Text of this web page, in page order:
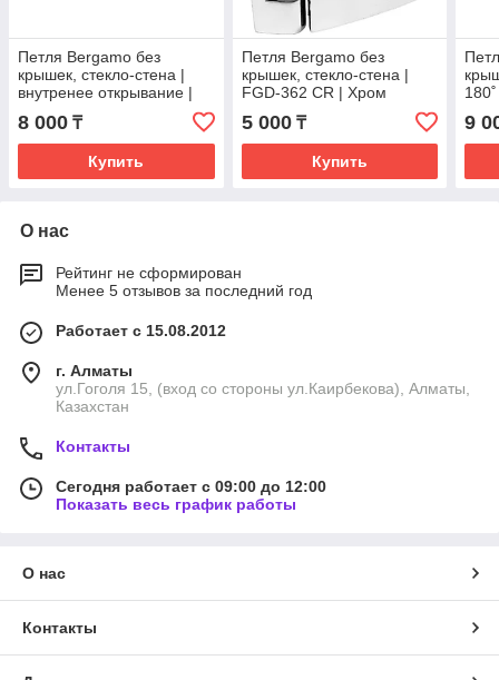
Петля Bergamo без
крышек, стекло-стена |
внутренее открывание |
FGD-382 SSS | Матовая
8 000 ₸
Купить
Петля Bergamo без
крышек, стекло-стена |
FGD-362 CR | Хром
5 000₸
Купить
9
О нас
Рейтинг не сформирован
Менее 5 отзывов за последний год
Работает с 15.08.2012
г. Алматы
ул.Гоголя 15, (вход со стороны ул.Каирбекова), Алматы,
Казахстан
Контакты
Сегодня работает с 09:00 до 12:00
Показать весь график работы
О нас
Контакты